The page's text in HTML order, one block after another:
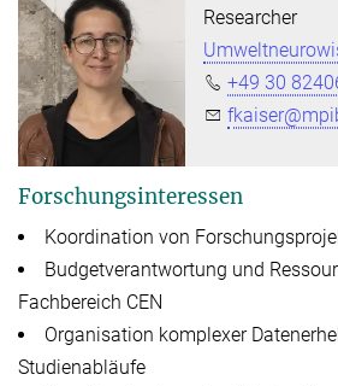
Researcher
+49 30
Forschungsinteressen
Koordination von
Budgetverantwortung und
Fachbereich CEN
Organisation komplexer
Studienabläufe